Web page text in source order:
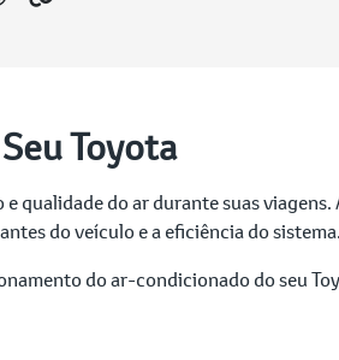
Toyota
qualidade do ar durante suas
do veículo e a eficiência do sistema.
do ar-condicionado do seu